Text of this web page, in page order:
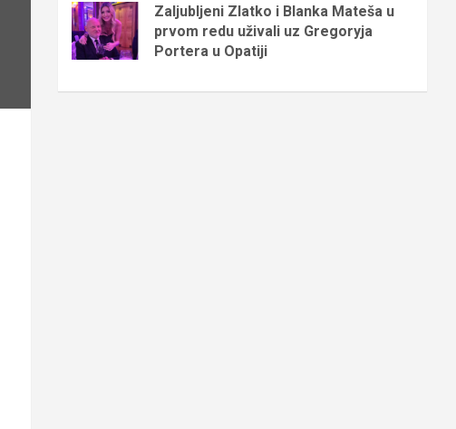
Zaljubljeni Zlatko i Blanka Mateša u
prvom redu uživali uz Gregoryja
Portera u Opatiji